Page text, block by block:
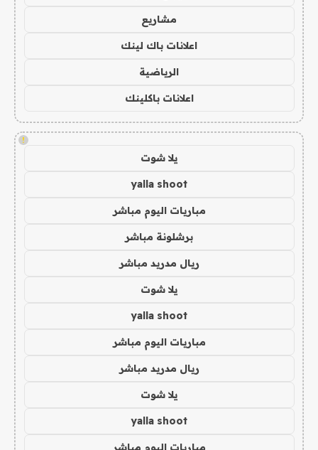
مشاريع
اعلانات باك لينك
الرياضية
اعلانات باكلينك
!
يلا شوت
yalla shoot
مباريات اليوم مباشر
برشلونة مباشر
ريال مدريد مباشر
يلا شوت
yalla shoot
مباريات اليوم مباشر
ريال مدريد مباشر
يلا شوت
yalla shoot
مباريات اليوم مباشر